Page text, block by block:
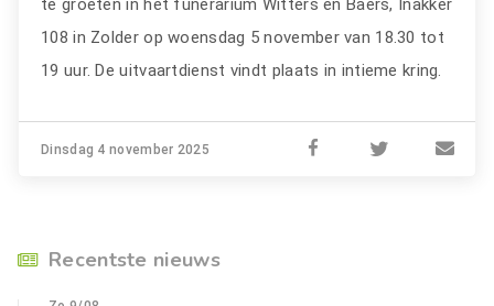
te groeten in het funerarium Witters en Baers, Inakker
108 in Zolder op woensdag 5 november van 18.30 tot
19 uur. De uitvaartdienst vindt plaats in intieme kring.
Dinsdag 4 november 2025
Recentste nieuws